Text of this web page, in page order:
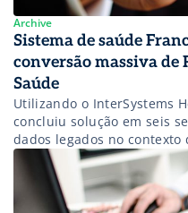
Archive
Sistema de saúde
conversão massiva de
Saúde
Utilizando o InterSystems
concluiu solução em seis
dados legados no
pacientes